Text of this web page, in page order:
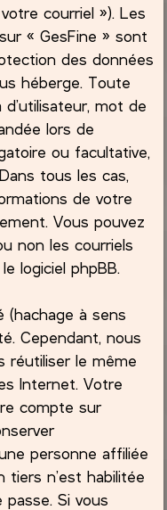
courriel »). Les
« GesFine » sont
des données
héberge. Toute
mot de
lors de
ou facultative,
tous les cas,
de votre
Vous pouvez
non les courriels
logiciel phpBB.
à sens
Cependant, nous
réutiliser le même
Internet. Votre
compte sur
personne affiliée
tiers n’est habilitée
Si vous